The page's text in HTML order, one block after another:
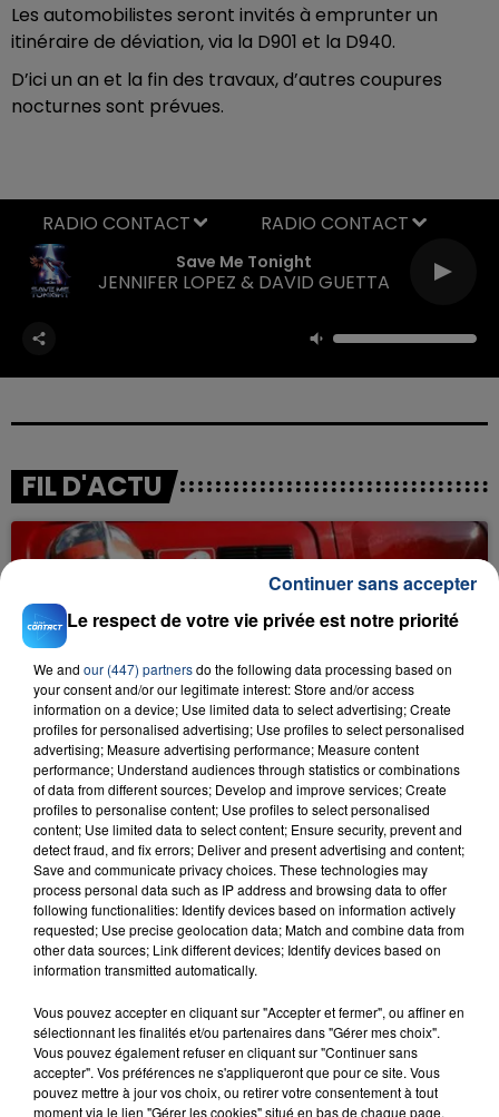
Les automobilistes seront invités à emprunter un
itinéraire de déviation, via la D901 et la D940.
D’ici un an et la fin des travaux, d’autres coupures
nocturnes sont prévues.
Save Me Tonight
JENNIFER LOPEZ & DAVID GUETTA
RADIO CONTACT
FIL D'ACTU
23 juillet 2026
INCENDIE MORTEL À LENS : UNE FEMME ET
SON BÉBÉ ENTRE LA VIE ET LA...
Un homme s'est immolé par le feu après avoir
aspergé sa compagne et leur bébé de trois mois
d'un liquide inflammable.
20 juillet 2026
UNE ADOLESCENTE DEVANT SE FAIRE
OPÉRER DE LA CHEVILLE RESSORT DE LA...
La famille a porté plainte contre la clinique qui a
reconnu sa responsabilité et présenté ses
Le respect de votre vie privée est notre priorité
We and our (447) partnersdo the following data processing based on
your consent and/or our legitimate interest: Store and/or access
information on a device; Use limited data to select advertising; Create
profiles for personalised advertising; Use profiles to select personalised
advertising; Measure advertising performance; Measure content
performance; Understand audiences through statistics or combinations
of data from different sources; Develop and improve services; Create
profiles to personalise content; Use profiles to select personalised
content; Use limited data to select content; Ensure security, prevent and
detect fraud, and fix errors; Deliver and present advertising and content;
Save and communicate privacy choices. These technologies may
process personal data such as IP address and browsing data to offer
following functionalities: Identify devices based on information actively
requested; Use precise geolocation data; Match and combine data from
other data sources; Link different devices; Identify devices based on
information transmitted automatically.
Vous pouvez accepter en cliquant sur "Accepter et fermer", ou affiner en
sélectionnant les finalités et/ou partenaires dans "Gérer mes choix".
Vous pouvez également refuser en cliquant sur "Continuer sans
accepter". Vos préférences ne s'appliqueront que pour ce site. Vous
pouvez mettre à jour vos choix, ou retirer votre consentement à tout
moment via le lien "Gérer les cookies" situé en bas de chaque page.
Continuer sans accepter